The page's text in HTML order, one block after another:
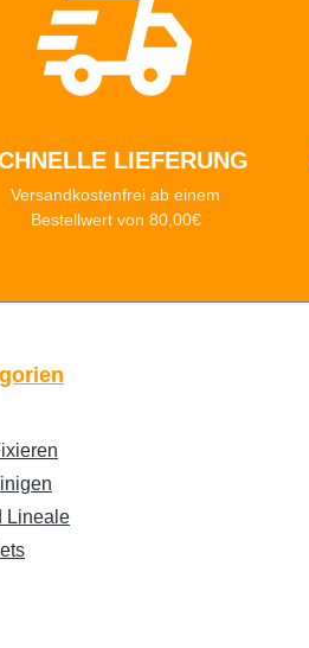
LIEFERUNG
Versandkostenfrei ab einem
Bestellwert von 80,00€
Lineale